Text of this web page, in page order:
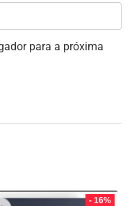
para a próxima
- 16%